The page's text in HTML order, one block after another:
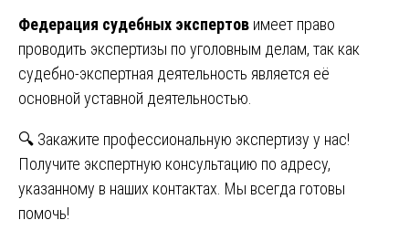
Федерация судебных экспертов имеет право
проводить экспертизы по уголовным делам, так как
судебно-экспертная деятельность является её
основной уставной деятельностью.
🔍 Закажите профессиональную экспертизу у нас!
Получите экспертную консультацию по адресу,
указанному в наших контактах. Мы всегда готовы
помочь!